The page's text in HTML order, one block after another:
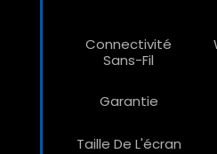
Connectivité
Sans-Fil
Garantie
Taille De L'écran